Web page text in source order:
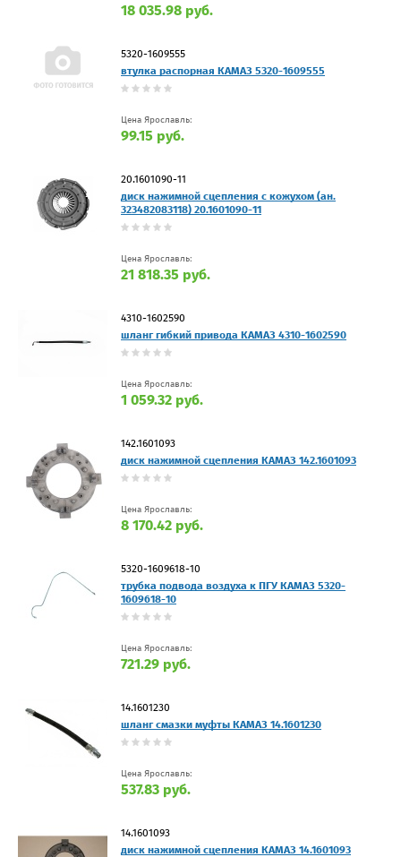
18 035.98 руб.
5320-1609555
втулка распорная КАМАЗ 5320-1609555
Цена Ярославль:
99.15 руб.
20.1601090-11
диск нажимной сцепления с кожухом (ан.
323482083118) 20.1601090-11
Цена Ярославль:
21 818.35 руб.
4310-1602590
шланг гибкий привода КАМАЗ 4310-1602590
Цена Ярославль:
1 059.32 руб.
142.1601093
диск нажимной сцепления КАМАЗ 142.1601093
Цена Ярославль:
8 170.42 руб.
5320-1609618-10
трубка подвода воздуха к ПГУ КАМАЗ 5320-
1609618-10
Цена Ярославль:
721.29 руб.
14.1601230
шланг смазки муфты КАМАЗ 14.1601230
Цена Ярославль:
537.83 руб.
14.1601093
диск нажимной сцепления КАМАЗ 14.1601093